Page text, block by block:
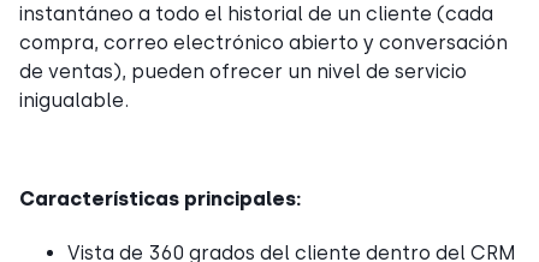
instantáneo a todo el historial de un cliente (cada
compra, correo electrónico abierto y conversación
de ventas), pueden ofrecer un nivel de servicio
inigualable.
Características principales:
Vista de 360 grados del cliente dentro del CRM